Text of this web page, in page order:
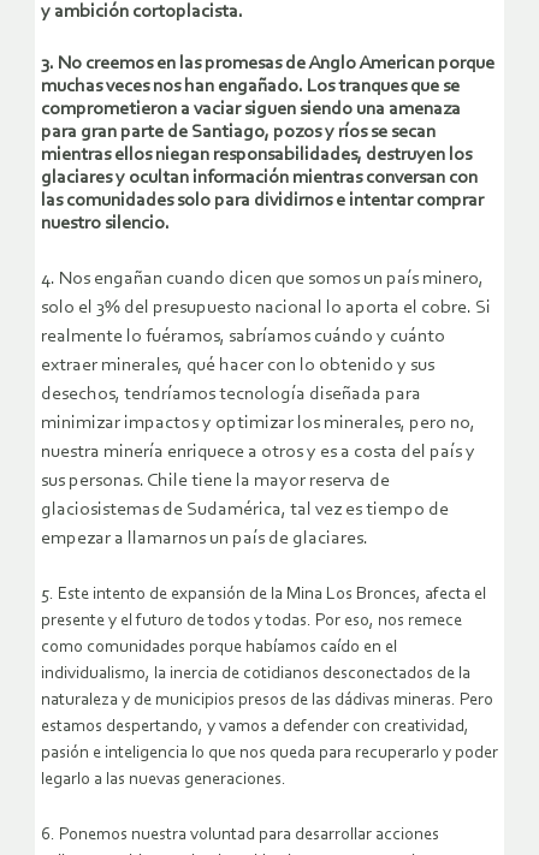
y ambición cortoplacista.
3. No creemos en las promesas de Anglo American porque
muchas veces nos han engañado. Los tranques que se
comprometieron a vaciar siguen siendo una amenaza
para gran parte de Santiago, pozos y ríos se secan
mientras ellos niegan responsabilidades, destruyen los
glaciares y ocultan información mientras conversan con
las comunidades solo para dividirnos e intentar comprar
nuestro silencio.
4. Nos engañan cuando dicen que somos un país minero,
solo el 3% del presupuesto nacional lo aporta el cobre. Si
realmente lo fuéramos, sabríamos cuándo y cuánto
extraer minerales, qué hacer con lo obtenido y sus
desechos, tendríamos tecnología diseñada para
minimizar impactos y optimizar los minerales, pero no,
nuestra minería enriquece a otros y es a costa del país y
sus personas. Chile tiene la mayor reserva de
glaciosistemas de Sudamérica, tal vez es tiempo de
empezar a llamarnos un país de glaciares.
5. Este intento de expansión de la Mina Los Bronces, afecta el
presente y el futuro de todos y todas. Por eso, nos remece
como comunidades porque habíamos caído en el
individualismo, la inercia de cotidianos desconectados de la
naturaleza y de municipios presos de las dádivas mineras. Pero
estamos despertando, y vamos a defender con creatividad,
pasión e inteligencia lo que nos queda para recuperarlo y poder
legarlo a las nuevas generaciones.
6. Ponemos nuestra voluntad para desarrollar acciones